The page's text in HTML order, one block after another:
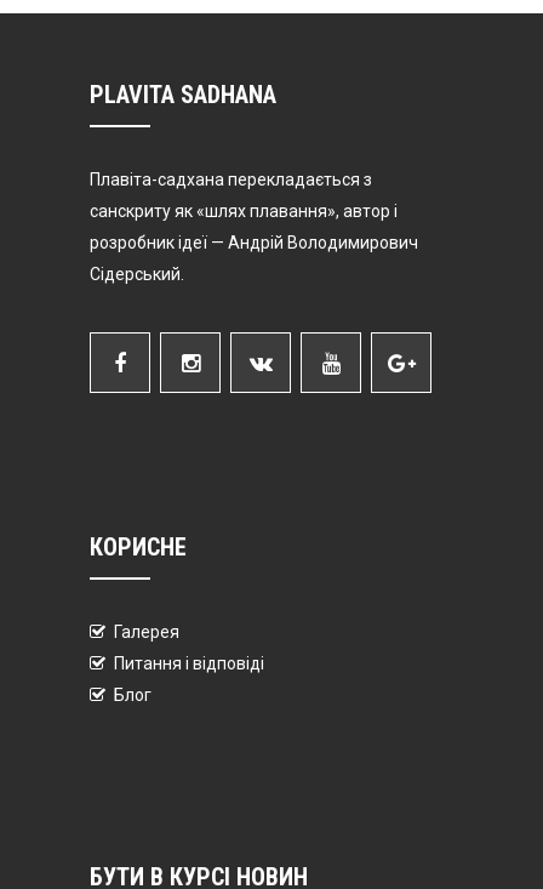
PLAVITA SADHANA
Плавіта-садхана перекладається з
санскриту як «шлях плавання», автор і
розробник ідеї — Андрій Володимирович
Сідерський.
КОРИСНЕ
Галерея
Питання і відповіді
Блог
БУТИ В КУРСІ НОВИН